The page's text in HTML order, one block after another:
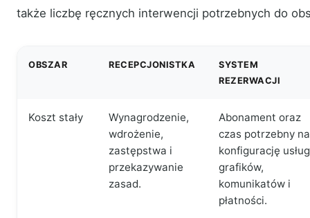
także liczbę ręcznych interwencji potrzebnych do
OBSZAR RECEPCJONISTKA
SYSTEM
REZERWACJI
Koszt stały
Wynagrodzenie,
wdrożenie,
zastępstwa i
przekazywanie
zasad.
Abonament oraz
czas potrzebny na
konfigurację
grafików,
komunikatów i
płatności.